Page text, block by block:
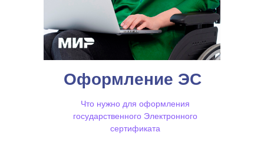
Оформление ЭС
Что нужно для оформления
государственного Электронного
сертификата